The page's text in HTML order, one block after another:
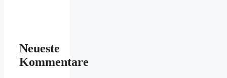
Neueste
Kommentare